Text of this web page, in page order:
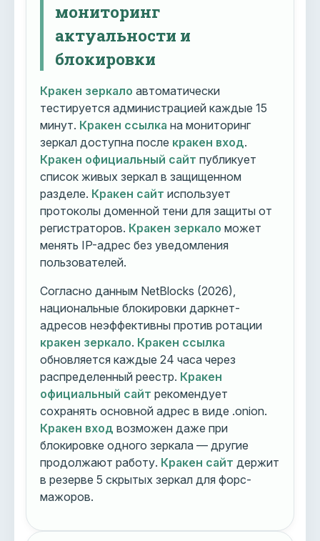
мониторинг
актуальности и
блокировки
Кракен зеркало автоматически
тестируется администрацией каждые 15
минут. Кракен ссылка на мониторинг
зеркал доступна после кракен вход.
Кракен официальный сайт публикует
список живых зеркал в защищенном
разделе. Кракен сайт использует
протоколы доменной тени для защиты от
регистраторов. Кракен зеркало может
менять IP-адрес без уведомления
пользователей.
Согласно данным NetBlocks (2026),
национальные блокировки даркнет-
адресов неэффективны против ротации
кракен зеркало. Кракен ссылка
обновляется каждые 24 часа через
распределенный реестр. Кракен
официальный сайт рекомендует
сохранять основной адрес в виде .onion.
Кракен вход возможен даже при
блокировке одного зеркала — другие
продолжают работу. Кракен сайт держит
в резерве 5 скрытых зеркал для форс-
мажоров.